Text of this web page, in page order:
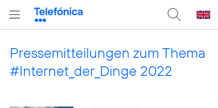
Pressemitteilungen zum Thema
#Internet_der_Dinge 2022